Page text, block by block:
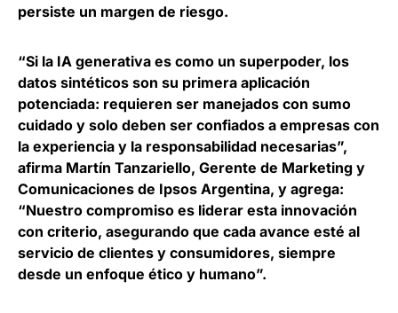
persiste un margen de riesgo.
“Si la IA generativa es como un superpoder, los
datos sintéticos son su primera aplicación
potenciada: requieren ser manejados con sumo
cuidado y solo deben ser confiados a empresas con
la experiencia y la responsabilidad necesarias”,
afirma Martín Tanzariello, Gerente de Marketing y
Comunicaciones de Ipsos Argentina, y agrega:
“Nuestro compromiso es liderar esta innovación
con criterio, asegurando que cada avance esté al
servicio de clientes y consumidores, siempre
desde un enfoque ético y humano”.